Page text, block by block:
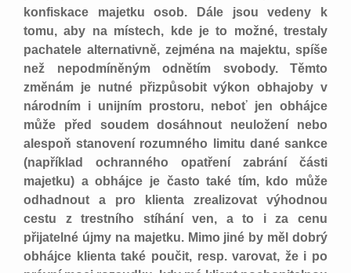
konfiskace majetku osob. Dále jsou vedeny k
tomu, aby na místech, kde je to možné, trestaly
pachatele alternativně, zejména na majektu, spíše
než nepodmíněným odnětím svobody. Těmto
změnám je nutné přizpůsobit výkon obhajoby v
národním i unijním prostoru, neboť jen obhájce
může před soudem dosáhnout neuložení nebo
alespoň stanovení rozumného limitu dané sankce
(například ochranného opatření zabrání části
majetku) a obhájce je často také tím, kdo může
odhadnout a pro klienta zrealizovat výhodnou
cestu z trestního stíhání ven, a to i za cenu
přijatelné újmy na majetku. Mimo jiné by měl dobrý
obhájce klienta také poučit, resp. varovat, že i po